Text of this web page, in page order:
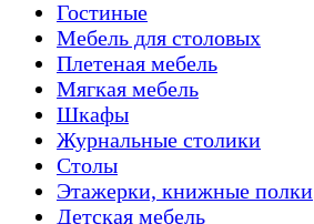
Гостиные
Мебель для столовых
Плетеная мебель
Мягкая мебель
Шкафы
Журнальные столики
Столы
Этажерки, книжные полки
Детская мебель